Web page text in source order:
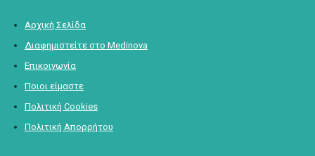
Αρχική Σελίδα
Διαφημιστείτε στο Medinova
Επικοινωνία
Ποιοι είμαστε
Πολιτική Cookies
Πολιτική Απορρήτου